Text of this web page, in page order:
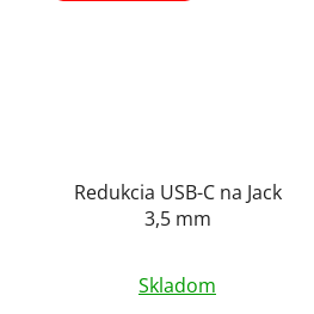
Redukcia USB-C na Jack
3,5 mm
hodnotenie
Skladom